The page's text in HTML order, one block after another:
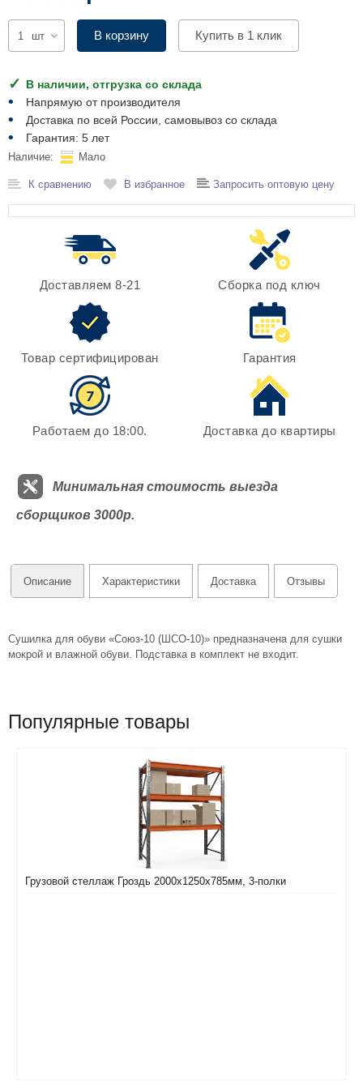
шт В корзину Купить в 1 клик
В наличии, отгрузка со склада
Напрямую от производителя
Доставка по всей России, самовывоз со склада
Гарантия: 5 лет
Наличие: Мало
К сравнению В избранное Запросить оптовую цену
Доставляем 8-21 Сборка под ключ
Товар сертифицирован Гарантия
Работаем до 18:00. Доставка до квартиры
Минимальная стоимость выезда
сборщиков 3000р.
Описание Характеристики Доставка Отзывы
Сушилка для обуви «Союз-10 (ШСО-10)» предназначена для сушки
мокрой и влажной обуви. Подставка в комплект не входит.
Популярные товары
Грузовой стеллаж Гроздь 2000х1250х785мм, 3-полки